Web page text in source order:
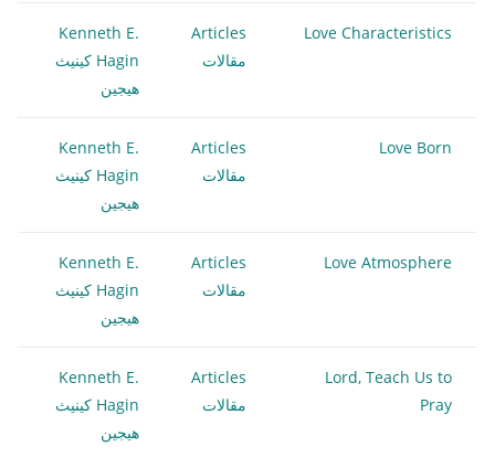
Love Characteristics
Articles
مقالات
Kenneth E.
Hagin كينيث
هيجين
Love Born
Articles
مقالات
Kenneth E.
Hagin كينيث
هيجين
Love Atmosphere
Articles
مقالات
Kenneth E.
Hagin كينيث
هيجين
Lord, Teach Us to
Pray
Articles
مقالات
Kenneth E.
Hagin كينيث
هيجين